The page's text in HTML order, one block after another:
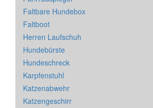
Faltbare Hundebox
Faltboot
Herren Laufschuh
Hundebürste
Hundeschreck
Karpfenstuhl
Katzenabwehr
Katzengeschirr